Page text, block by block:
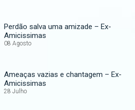
Perdão salva uma amizade – Ex-
Amicissimas
08 Agosto
Ameaças vazias e chantagem – Ex-
Amicissimas
28 Julho